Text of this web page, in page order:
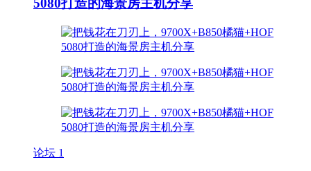
5080打造的海景房主机分享
论坛 1